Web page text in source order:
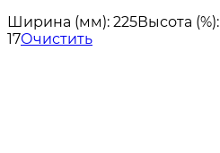
Ширина (мм): 225Высота (%):
17Очистить